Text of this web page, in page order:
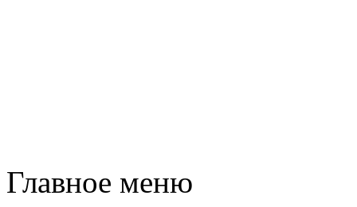
Главное меню